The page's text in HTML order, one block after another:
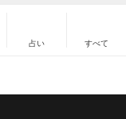
占い すべて